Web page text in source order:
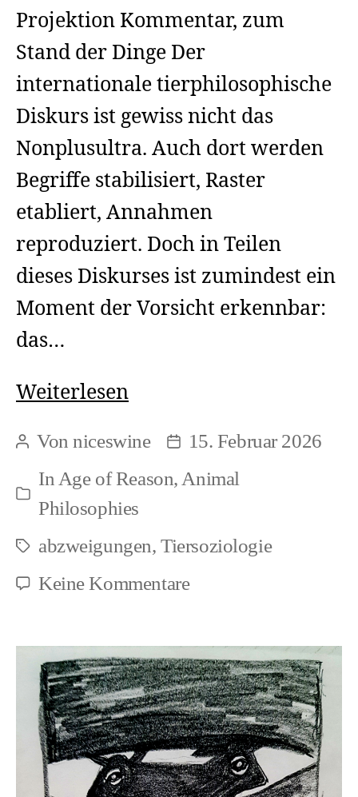
Projektion Kommentar, zum
Stand der Dinge Der
internationale tierphilosophische
Diskurs ist gewiss nicht das
Nonplusultra. Auch dort werden
Begriffe stabilisiert, Raster
etabliert, Annahmen
reproduziert. Doch in Teilen
dieses Diskurses ist zumindest ein
Moment der Vorsicht erkennbar:
das…
WeiterlesenEpistemische
statt
Projektion
Beitragsautor
Vonniceswine Beitragsdatum
15. Februar 2026
Kategorien
In Age of Reason, Animal
Philosophies
Schlagwörter
abzweigungen,Tiersoziologie
Keine Kommentarezu
Unruhe
statt
Projektion